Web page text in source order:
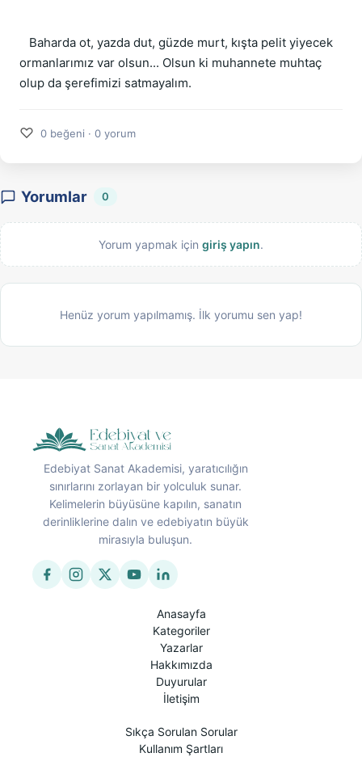
Baharda ot, yazda dut, güzde murt, kışta pelit yiyecek
ormanlarımız var olsun... Olsun ki muhannete muhtaç
olup da şerefimizi satmayalım.
♡ 0 beğeni · 0 yorum
Yorumlar 0
Yorum yapmak için giriş yapın.
Henüz yorum yapılmamış. İlk yorumu sen yap!
Edebiyat Sanat Akademisi, yaratıcılığın
sınırlarını zorlayan bir yolculuk sunar.
Kelimelerin büyüsüne kapılın, sanatın
derinliklerine dalın ve edebiyatın büyük
mirasıyla buluşun.
Anasayfa
Kategoriler
Yazarlar
Hakkımızda
Duyurular
İletişim
Sıkça Sorulan Sorular
Kullanım Şartları